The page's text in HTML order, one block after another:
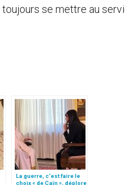
se mettre au
La guerre, c’est faire le
choix « de Caïn », déplore